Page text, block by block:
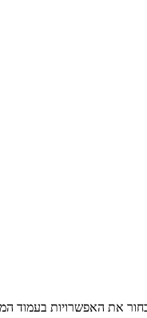
את האפשרויות בעמוד